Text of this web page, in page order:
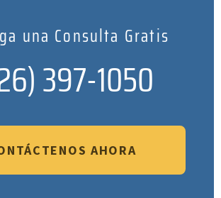
una Consulta Gratis
397-1050
AHORA